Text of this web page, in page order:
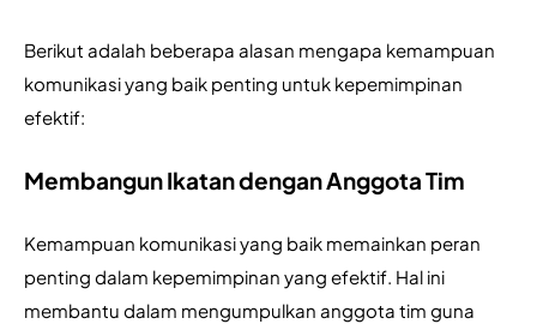
Berikut adalah beberapa alasan mengapa kemampuan
komunikasi yang baik penting untuk kepemimpinan
efektif:
Membangun Ikatan dengan Anggota Tim
Kemampuan komunikasi yang baik memainkan peran
penting dalam kepemimpinan yang efektif. Hal ini
membantu dalam mengumpulkan anggota tim guna